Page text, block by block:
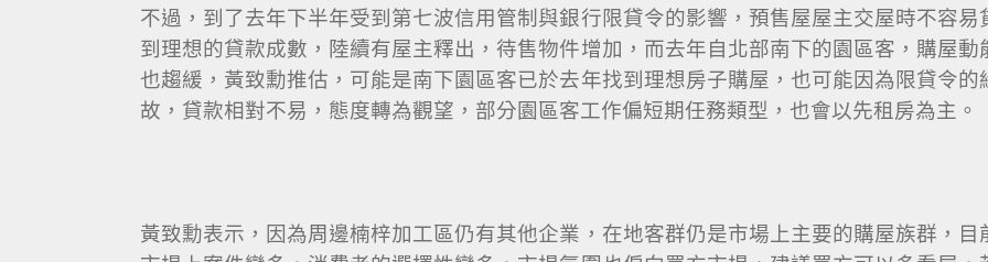
不過，到了去年下半年受到第七波信用管制與銀行限貸令的影響，預售屋屋主交屋時不容易
到理想的貸款成數，陸續有屋主釋出，待售物件增加，而去年自北部南下的園區客，購屋動
也趨緩，黃致勳推估，可能是南下園區客已於去年找到理想房子購屋，也可能因為限貸令的
故，貸款相對不易，態度轉為觀望，部分園區客工作偏短期任務類型，也會以先租房為主。
黃致勳表示，因為周邊楠梓加工區仍有其他企業，在地客群仍是市場上主要的購屋族群，目